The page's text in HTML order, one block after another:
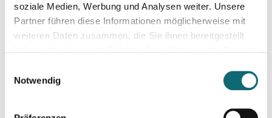
soziale Medien, Werbung und Analysen weiter. Unsere
Partner führen diese Informationen möglicherweise mit
weiteren Daten zusammen, die Sie ihnen bereitgestellt
Notwendig
20.06.2024
Klimajournalismus-Summerschool in Bad Aussee
Notion – das coole Tool für Recherche, Organisation &